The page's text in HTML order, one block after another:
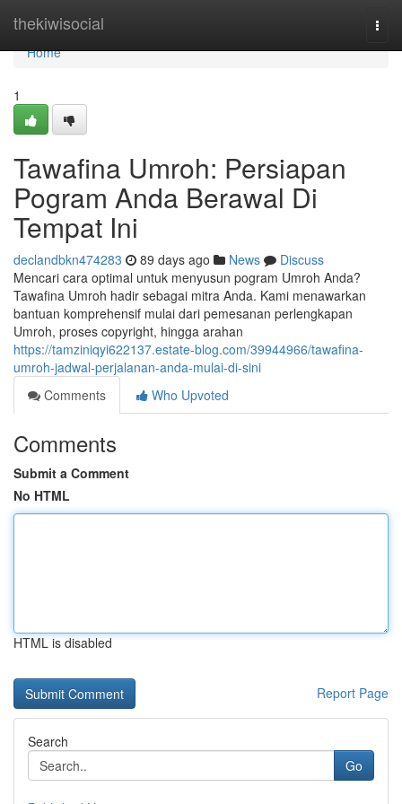
thekiwisocial
Home
Home
1
Tawafina Umroh: Persiapan
Pogram Anda Berawal Di
Tempat Ini
declandbkn474283 89 days ago News
Discuss
Mencari cara optimal untuk menyusun pogram Umroh Anda?
Tawafina Umroh hadir sebagai mitra Anda. Kami menawarkan
bantuan komprehensif mulai dari pemesanan perlengkapan
Umroh, proses copyright, hingga arahan
https://tamziniqyi622137.estate-blog.com/39944966/tawafina-
umroh-jadwal-perjalanan-anda-mulai-di-sini
Comments
Who Upvoted
Comments
Submit a Comment
No HTML
HTML is disabled
Report Page
Search
Go